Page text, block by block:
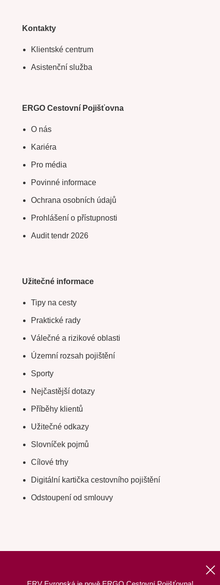
Kontakty
Klientské centrum
Asistenční služba
ERGO Cestovní Pojišťovna
O nás
Kariéra
Pro média
Povinné informace
Ochrana osobních údajů
Prohlášení o přístupnosti
Audit tendr 2026
Užitečné informace
Tipy na cesty
Praktické rady
Válečné a rizikové oblasti
Územní rozsah pojištění
Sporty
Nejčastější dotazy
Příběhy klientů
Užitečné odkazy
Slovníček pojmů
Cílové trhy
Digitální kartička cestovního pojištění
Odstoupení od smlouvy